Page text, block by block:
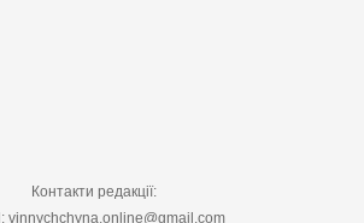
Контакти редакції:
vinnychchyna.online@gmail.com